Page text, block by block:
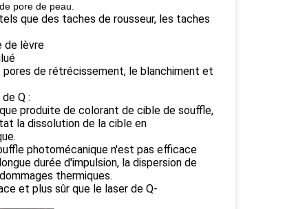
pore de peau.
que des taches de rousseur, les taches
de lèvre
de rétrécissement, le blanchiment et
Q :
produite de colorant de cible de souffle,
la dissolution de la cible en
photomécanique n'est pas efficace
durée d'impulsion, la dispersion de
thermiques.
et plus sûr que le laser de Q-